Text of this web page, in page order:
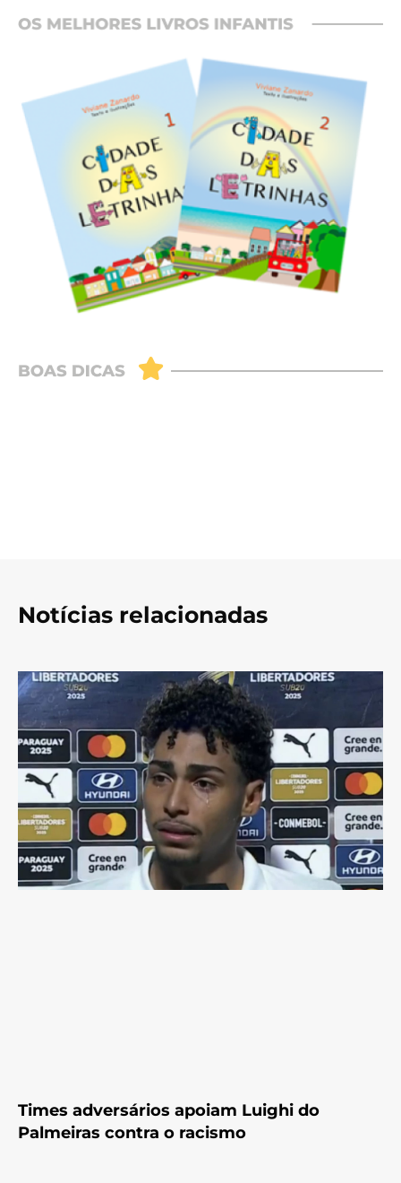
Notícias relacionadas
Times adversários apoiam Luighi do
Palmeiras contra o racismo